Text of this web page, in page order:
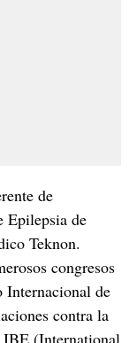
de
Epilepsia de
Teknon.
congresos
Internacional de
contra la